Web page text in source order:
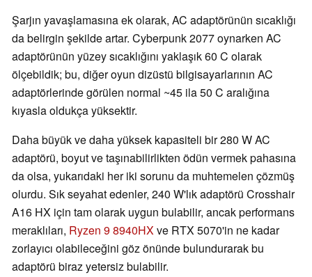
Şarjın yavaşlamasına ek olarak, AC adaptörünün sıcaklığı
da belirgin şekilde artar. Cyberpunk 2077 oynarken AC
adaptörünün yüzey sıcaklığını yaklaşık 60 C olarak
ölçebildik; bu, diğer oyun dizüstü bilgisayarlarının AC
adaptörlerinde görülen normal ~45 ila 50 C aralığına
kıyasla oldukça yüksektir.
Daha büyük ve daha yüksek kapasiteli bir 280 W AC
adaptörü, boyut ve taşınabilirlikten ödün vermek pahasına
da olsa, yukarıdaki her iki sorunu da muhtemelen çözmüş
olurdu. Sık seyahat edenler, 240 W'lık adaptörü Crosshair
A16 HX için tam olarak uygun bulabilir, ancak performans
meraklıları, Ryzen 9 8940HXve RTX 5070'in ne kadar
zorlayıcı olabileceğini göz önünde bulundurarak bu
adaptörü biraz yetersiz bulabilir.